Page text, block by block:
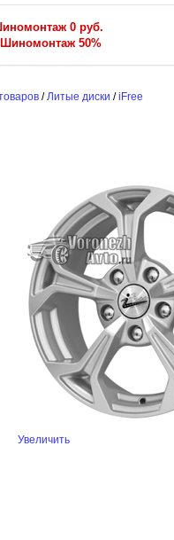
0 руб.
Шиномонтаж 50%
/Литые диски /iFree
Увеличить